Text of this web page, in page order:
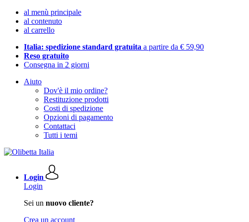
al menù principale
al contenuto
al carrello
Italia: spedizione standard gratuita a partire da € 59,90
Reso gratuito
Consegna in 2 giorni
Aiuto
Dov'è il mio ordine?
Restituzione prodotti
Costi di spedizione
Opzioni di pagamento
Contattaci
Tutti i temi
Login
Login
Sei un nuovo cliente?
Crea un account